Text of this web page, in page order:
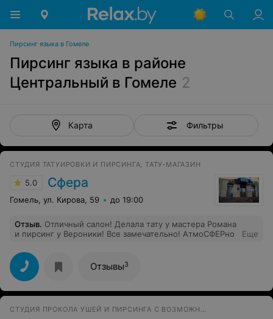
Пирсинг языка в Гомеле
Пирсинг языка в районе
Центральный в Гомеле 2
Карта Фильтры
CТУДИЯ ТАТУИРОВКИ И ПИРСИНГА, ТАТУ-МАГАЗИН
5.0 Сфера
Гомель, ул. Кирова, 59 до 19:00
Отзыв. Отличный салон! Делала тату у мастера Романа
и пирсинг у Вероники! Все замечательно! АтмоСФЕРно
Еще
Отзывы3
СТУДИЯ ПРОКОЛА УШЕЙ И ПИРСИНГА С ВОЗМОЖНОСТЬЮ ВЫЕЗДА НА ДОМ